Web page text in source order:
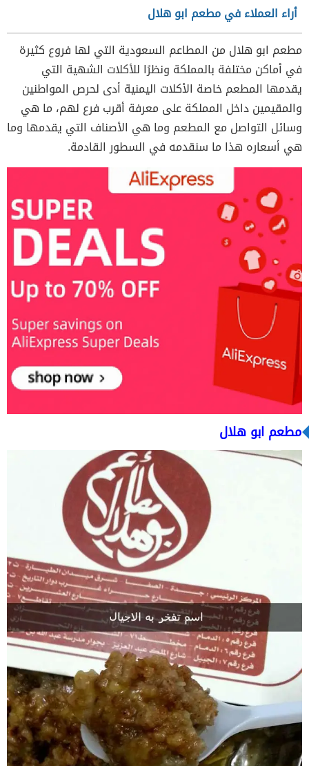
أراء العملاء في مطعم ابو هلال
مطعم ابو هلال من المطاعم السعودية التي لها فروع كثيرة
في أماكن مختلفة بالمملكة ونظرًا للأكلات الشهية التي
يقدمها المطعم خاصة الأكلات اليمنية أدى لحرص المواطنين
والمقيمين داخل المملكة على معرفة أقرب فرع لهم، ما هي
وسائل التواصل مع المطعم وما هي الأصناف التي يقدمها وما
هي أسعاره هذا ما سنقدمه في السطور القادمة.
مطعم ابو هلال